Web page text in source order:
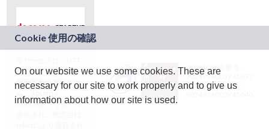
ドコモグループの新
規事業創出プログラ
ム「docomo
STARTUP」を通じて
JASRAC許諾番号：
9024936001Y45037
JASRAC許諾番号：
On our website we use some cookies. These are
necessary for our site to work properly and to give us
information about how our site is used.